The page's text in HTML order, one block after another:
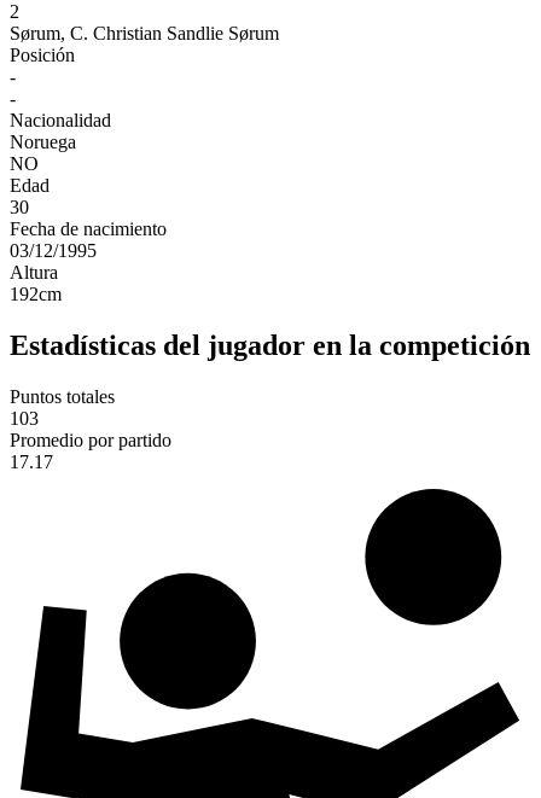
2
Sørum, C. Christian Sandlie Sørum
Posición
-
-
Nacionalidad
Noruega
NO
Edad
30
Fecha de nacimiento
03/12/1995
Altura
192cm
Estadísticas del jugador en la competición
Puntos totales
103
Promedio por partido
17.17